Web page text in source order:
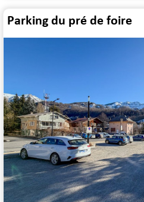
Parking du pré de foire